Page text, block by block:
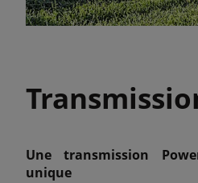
Une transmission
unique